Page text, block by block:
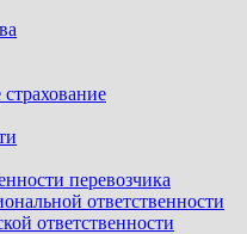
перевозчика
ответственности
ответственности